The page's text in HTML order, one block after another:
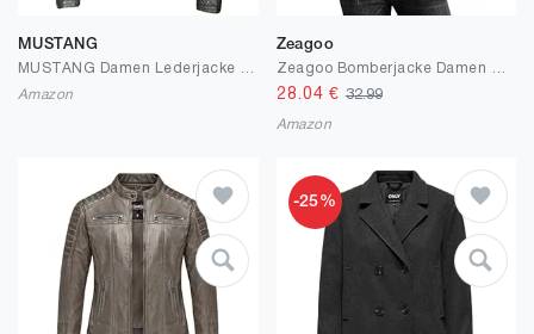
MUSTANG
Amazon
Zeagoo
28.04 € 32.99
Amazon
-25%